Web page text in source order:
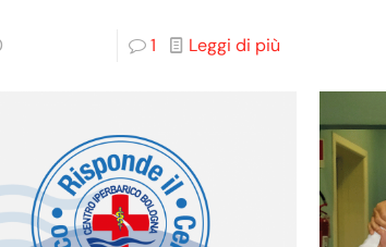
1 Leggi di più